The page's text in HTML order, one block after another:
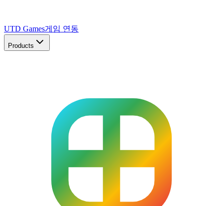
UTD Games게임 연동
Products